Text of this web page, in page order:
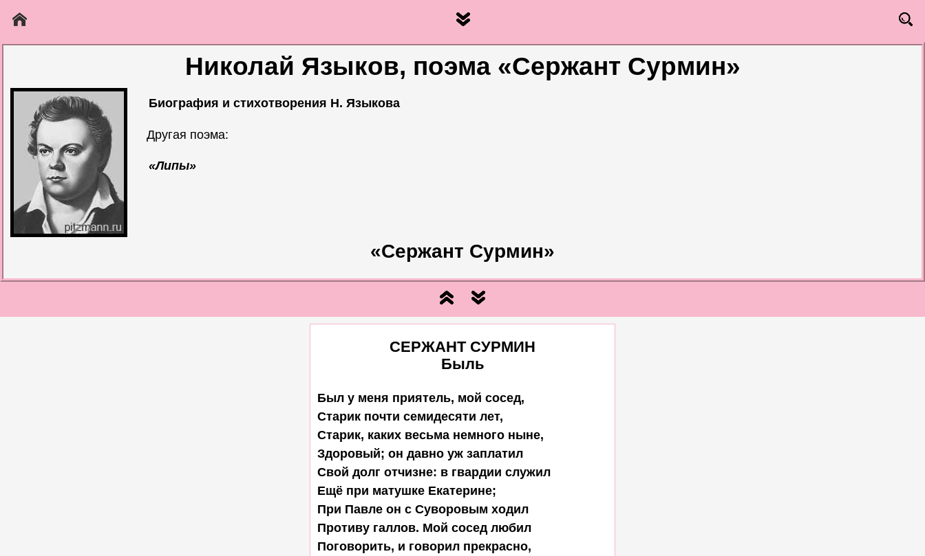
Николай Языков, поэма «Сержант Сурмин»
Биография и стихотворения Н. Языкова
Другая поэма:
«Липы»
«Сержант Сурмин»
СЕРЖАНТ СУРМИН
Быль
Был у меня приятель, мой сосед,
Старик почти семидесяти лет,
Старик, каких весьма немного ныне,
Здоровый; он давно уж заплатил
Свой долг отчизне: в гвардии служил
Ещё при матушке Екатерине;
При Павле он с Суворовым ходил
Противу галлов. Мой сосед любил
Поговорить, и говорил прекрасно,